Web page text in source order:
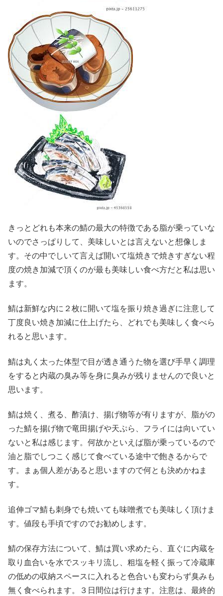
きっとどれも本来の鯖の最大の特徴である脂が乗っていな
いのでさっぱりして、美味しいとは言えないと想像しま
す。その中でしいて言えば開いて塩焼きで焼きすぎない程
度の焼き加減で頂くのが最も美味しい食べ方だと私は思い
ます。
鯖は新鮮な内に２枚に開いて塩を振り焼き過ぎに注意して
丁度良い焼き加減に仕上げたら、どれでも美味しく食べら
れると思います。
鯖は丸く太った体型で目が透き通うた物を選び手早く調理
をすると内蔵の臭み等を身に臭みが残りませんので良いと
思います。
鯖は焼く、煮る、酢漬け、揚げ物等が有りますが、脂がの
った鯖を揚げ物で竜田揚げや天ぷら、フライには向いてい
ないと私は感じます。何故かといえば脂が乗っているので
油と脂でしつこく感じて食べている途中で飽きるからで
す。まぁ個人差があると思いますので何とも決めかねま
す。
追伸ゴマ鯖も刺身でも焼いても味噌煮でも美味しく頂けま
す。値段も手頃ですのでお勧めします。
鯖の保存方法について、鯖は買い求めたら、直ぐに内蔵を
取り血合いを水でスッキリ流し、粗塩を軽く振って冷蔵庫
の低めの収納スペースに入れると色合いも変わらず臭みも
無く食べられます。３日間位は行けます。注意は、最終的